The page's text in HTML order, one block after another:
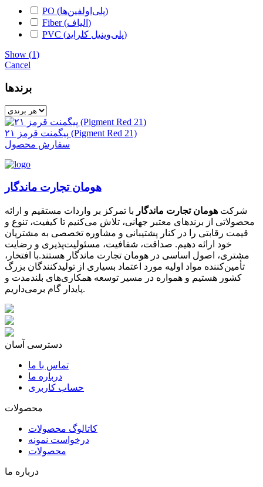
PO (پلی‌اولفین‌ها)
Fiber (الیاف)
PVC (پلی‌وینیل کلراید)
Show (1)
Cancel
برندها
پیگمنت قرمز ۲۱ (Pigment Red 21)
سفارش محصول
هومان تجارت ماندگار
شرکت هومان تجارت ماندگار با تمرکز بر واردات مستقیم و ارائه
محصولاتی از برندهای معتبر جهانی، تلاش می‌کنیم تا کیفیت، تنوع و
قیمت رقابتی را در کنار پشتیبانی و مشاوره تخصصی به مشتریان
خود ارائه دهیم. صداقت، شفافیت، مسئولیت‌پذیری و رضایت
مشتری، اصول اساسی در هومان تجارت ماندگار هستند.با افتخار،
تأمین‌کننده مواد اولیه مورد اعتماد بسیاری از تولیدکنندگان بزرگ
کشور هستیم و همواره در مسیر توسعه همکاری‌های بلندمدت و
پایدار گام برمی‌داریم.
دسترسی آسان
تماس با ما
درباره ما
حساب کاربری
محصولات
کاتالوگ محصولات
درخواست نمونه
محصولات
درباره ما